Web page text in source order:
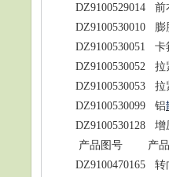
DZ9100529014 前
DZ9100530010 膨
DZ9100530051 卡
DZ9100530052 拉
DZ9100530053 拉
DZ9100530099 铝
DZ9100530128 增
产品图号
产
DZ9100470165 转